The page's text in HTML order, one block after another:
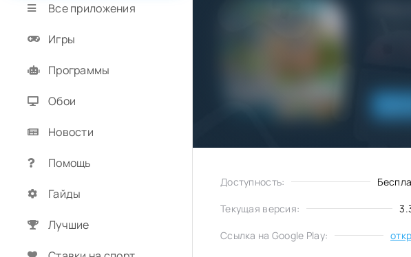
Доступность:
Текущая версия:
Ссылка на Google Play:
Все приложения
Игры
Программы
Обои
Новости
Помощь
Гайды
Лучшие